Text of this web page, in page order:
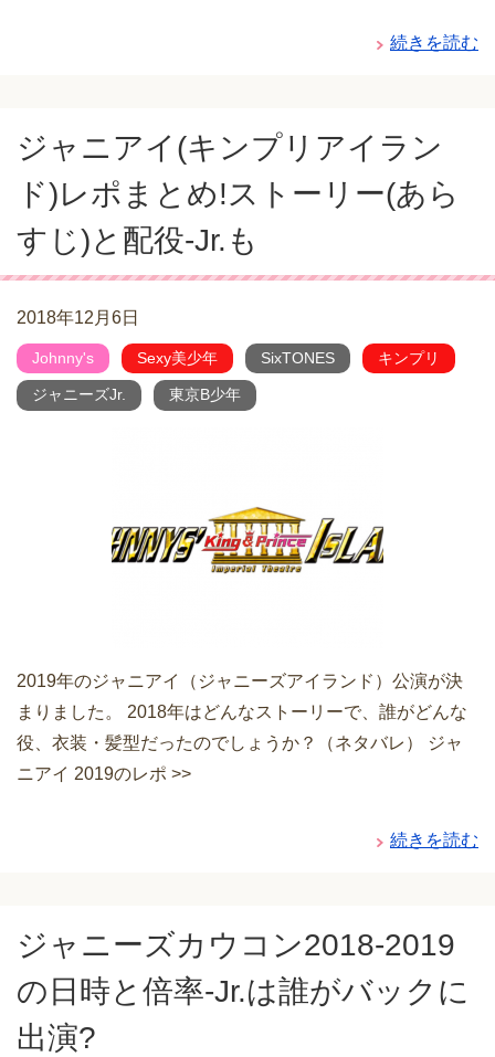
続きを読む
ジャニアイ(キンプリアイラン
ド)レポまとめ!ストーリー(あら
すじ)と配役-Jr.も
2018年12月6日
Johnny's Sexy美少年 SixTONES キンプリ
ジャニーズJr. 東京B少年
2019年のジャニアイ（ジャニーズアイランド）公演が決
まりました。 2018年はどんなストーリーで、誰がどんな
役、衣装・髪型だったのでしょうか？（ネタバレ） ジャ
ニアイ 2019のレポ >>
続きを読む
ジャニーズカウコン2018-2019
の日時と倍率-Jr.は誰がバックに
出演?